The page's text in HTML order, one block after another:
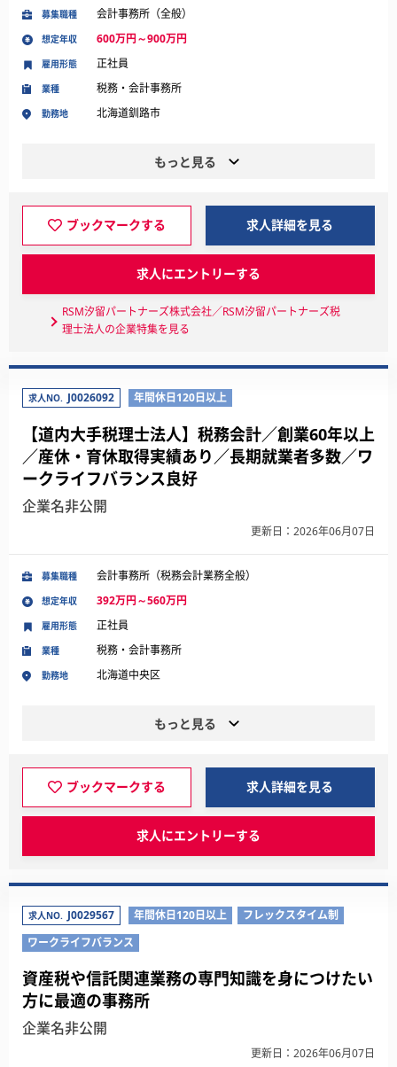
募集職種 会計事務所（全般）
想定年収 600万円～900万円
業種 税務・会計事務所
勤務地 北海道釧路市
雇用形態 正社員
もっと見る
ブックマークする 求人詳細を見る
求人にエントリーする
RSM汐留パートナーズ株式会社／RSM汐留パートナーズ税
理士法人の企業特集を見る
求人NO. J0026092 年間休日120日以上
【道内大手税理士法人】税務会計／創業60年以上
／産休・育休取得実績あり／長期就業者多数／ワ
ークライフバランス良好
企業名非公開
更新日：2026年06月07日
募集職種 会計事務所（税務会計業務全般）
想定年収 392万円～560万円
業種 税務・会計事務所
勤務地 北海道中央区
雇用形態 正社員
もっと見る
ブックマークする 求人詳細を見る
求人にエントリーする
求人NO. J0029567 年間休日120日以上
フレックスタイム制
ワークライフバランス
資産税や信託関連業務の専門知識を身につけたい
方に最適の事務所
企業名非公開
更新日：2026年06月07日